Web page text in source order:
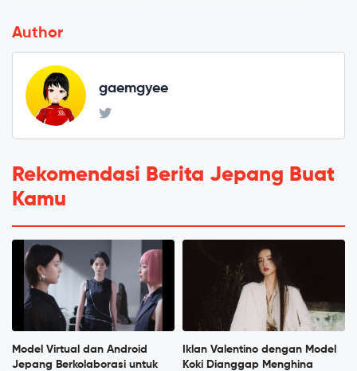
Author
gaemgyee
Rekomendasi Berita Jepang Buat
Kamu
Model Virtual dan Android
Jepang Berkolaborasi untuk
Iklan Valentino dengan Model
Koki Dianggap Menghina